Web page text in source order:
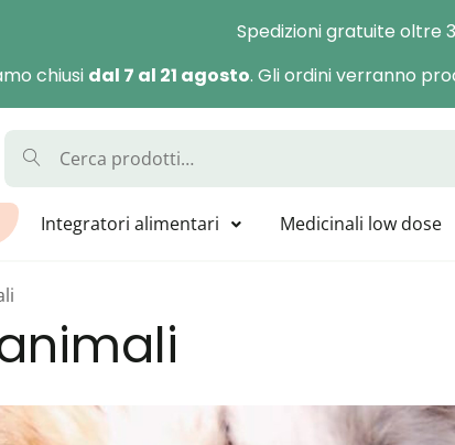
Spedizioni gratuite oltre
chiusi dal 7 al 21 agosto. Gli ordini verranno
Manas
con disponibili tutti i prodotti GUNA, HEEL,
Integratori alimentari Medicinali low dose